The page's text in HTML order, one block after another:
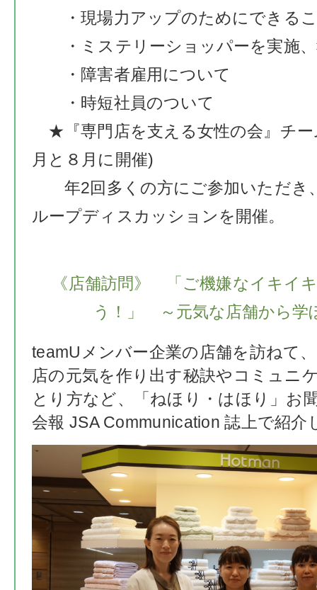
・現場力アップのためにできる
・ミステリーショッパーを実施、
・障害者雇用について
・時短社員のついて
★『専門店を支える女性の会』チー
月と８月に開催)
年2回多くの方にご参加いただき
ループディスカッションを開催。
《店舗訪問》 「ご機嫌なイキイ
う！」 ～元気な店舗から学
teamUメンバー企業の店舗を訪ねて
店の元気を作り出す秘訣やコミュニ
とり方など、「ねほり・はほり」お
会報 JSA Communication 誌上で紹介